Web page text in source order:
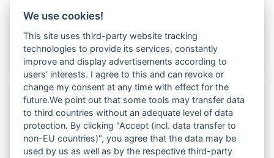
We use cookies!
This site uses third-party website tracking
technologies to provide its services, constantly
improve and display advertisements according to
users' interests. I agree to this and can revoke or
change my consent at any time with effect for the
future.We point out that some tools may transfer data
to third countries without an adequate level of data
protection. By clicking "Accept (incl. data transfer to
non-EU countries)", you agree that the data may be
used by us as well as by the respective third-party
Folgen Sie uns auch in den sozialen Netzwerken: